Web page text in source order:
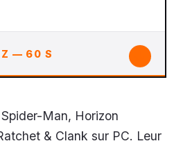
— 60 S
Man, Horizon
& Clank sur PC. Leur